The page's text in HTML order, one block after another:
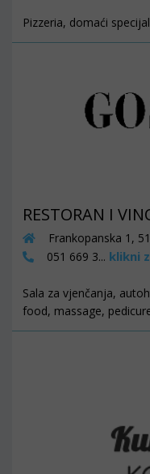
Pizzeria, domaći
RESTORAN I
Frankopanska 1,
051 669 3... klikni
Sala za vjenčanja,
food, massage,